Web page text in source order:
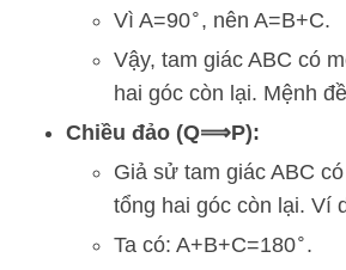
Vì A=90∘ , nên A=B+C.
Vậy, tam giác ABC có
hai góc còn lại. Mệnh đề
Chiều đảo (Q⟹P):
Giả sử tam giác ABC
tổng hai góc còn lại. Ví
Ta có: A+B+C=180∘ .